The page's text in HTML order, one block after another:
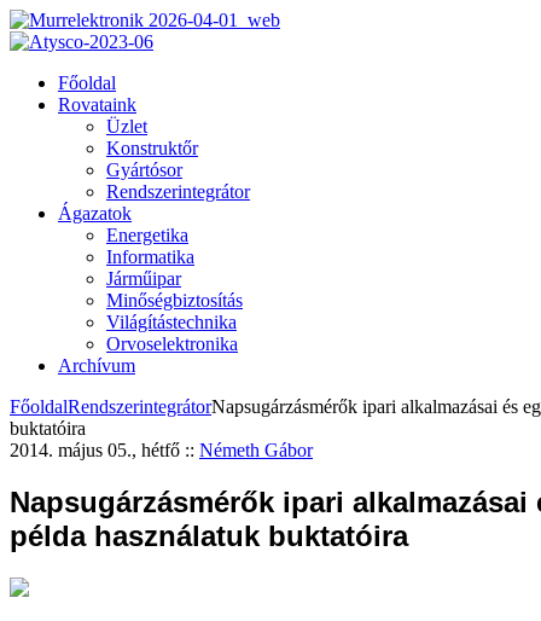
Főoldal
Rovataink
Üzlet
Konstruktőr
Gyártósor
Rendszerintegrátor
Ágazatok
Energetika
Informatika
Járműipar
Minőségbiztosítás
Világítástechnika
Orvoselektronika
Archívum
FőoldalRendszerintegrátorNapsugárzásmérők ipari alkalmazásai és
buktatóira
2014. május 05., hétfő :: Németh Gábor
Napsugárzásmérők ipari alkalmazásai
példa használatuk buktatóira